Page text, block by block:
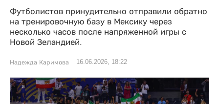
Футболистов принудительно отправили обратно
на тренировочную базу в Мексику через
несколько часов после напряженной игры с
Новой Зеландией.
Надежда Каримова 16.06.2026, 18:22